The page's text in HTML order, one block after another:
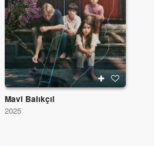
Mavi Balıkçıl
2025